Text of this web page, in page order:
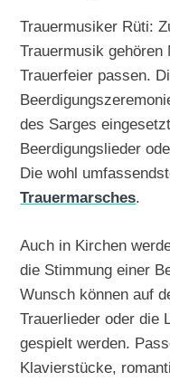
Trauermusiker Rüti:
Trauermusik
Trauerfeier passen.
des Sarges
Beerdigungslieder
Die wohl
Trauermarsches.
Auch in Kirchen
die Stimmung einer
Wunsch können auf
Trauerlieder oder die
gespielt werden.
Klavierstücke,